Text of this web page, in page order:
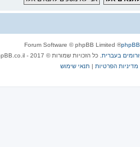
phpBB
® Forum Software © phpBB Limited
. כל הזכויות שמורות © 2017 - phpBB.co.il.
מדיניות הפרטיות | תנאי שימוש